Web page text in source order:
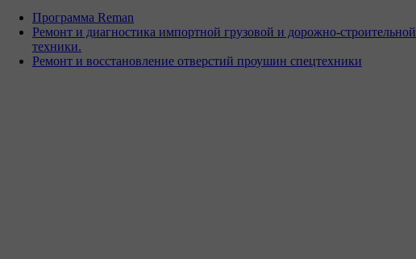
Программа Reman
Ремонт и диагностика импортной грузовой и дорожно-строительной
техники.
Ремонт и восстановление отверстий проушин спецтехники